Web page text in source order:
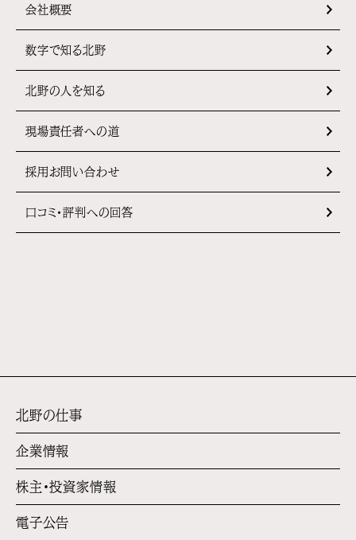
会社概要
数字で知る北野
北野の人を知る
現場責任者への道
採用お問い合わせ
口コミ・評判への回答
北野の仕事
企業情報
株主・投資家情報
電子公告